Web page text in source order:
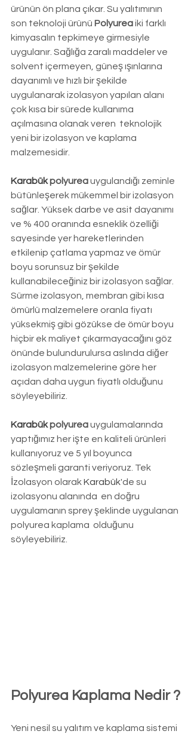
ürünün ön plana çıkar. Su yalıtımının
son teknoloji ürünü Polyurea iki farklı
kimyasalın tepkimeye girmesiyle
uygulanır. Sağlığa zaralı maddeler ve
solvent içermeyen, güneş ışınlarına
dayanımlı ve hızlı bir şekilde
uygulanarak izolasyon yapılan alanı
çok kısa bir sürede kullanıma
açılmasına olanak veren  teknolojik
yeni bir izolasyon ve kaplama
malzemesidir.
Karabük polyurea uygulandığı zeminle
bütünleşerek mükemmel bir izolasyon
sağlar. Yüksek darbe ve asit dayanımı
ve % 400 oranında esneklik özelliği
sayesinde yer hareketlerinden
etkilenip çatlama yapmaz ve ömür
boyu sorunsuz bir şekilde
kullanabileceğiniz bir izolasyon sağlar.
Sürme izolasyon, membran gibi kısa
ömürlü malzemelere oranla fiyatı
yüksekmiş gibi gözükse de ömür boyu
hiçbir ek maliyet çıkarmayacağını göz
önünde bulundurulursa aslında diğer
izolasyon malzemelerine göre her
açıdan daha uygun fiyatlı olduğunu
söyleyebiliriz.
Karabük polyurea uygulamalarında
yaptığımız her işte en kaliteli ürünleri
kullanıyoruz ve 5 yıl boyunca
sözleşmeli garanti veriyoruz. Tek
İzolasyon olarak Karabük'de su
izolasyonu alanında  en doğru
uygulamanın sprey şeklinde uygulanan
polyurea kaplama  olduğunu
söyleyebiliriz.
Polyurea Kaplama Nedir ?
Yeni nesil su yalıtım ve kaplama sistemi